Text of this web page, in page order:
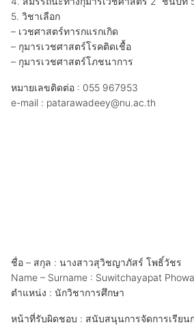
5. วิชาเลือก
– เวชศาสตร์ทารกแรกเกิด
– กุมารเวชศาสตร์โรคติดเชื้อ
– กุมารเวชศาสตร์โภชนาการ
หมายเลขติดต่อ : 055 967953
e-mail : patarawadeey@nu.ac.th
ชื่อ – สกุล : นางสาวสุวิชญาภัสร์ โพธิ์วัชร
Name – Surname : Suwitchayapat
ตำแหน่ง : นักวิชาการศึกษา
หน้าที่รับผิดชอบ : สนับสนุนการจัดการเรียน